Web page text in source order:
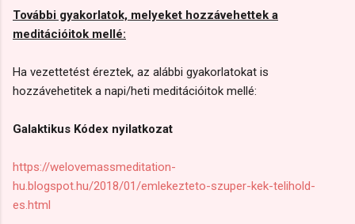
További gyakorlatok, melyeket hozzávehettek a
meditációitok mellé:
Ha vezettetést éreztek, az alábbi gyakorlatokat is
hozzávehetitek a napi/heti meditációitok mellé:
Galaktikus Kódex nyilatkozat
https://welovemassmeditation-
hu.blogspot.hu/2018/01/emlekezteto-szuper-kek-telihold-
es.html